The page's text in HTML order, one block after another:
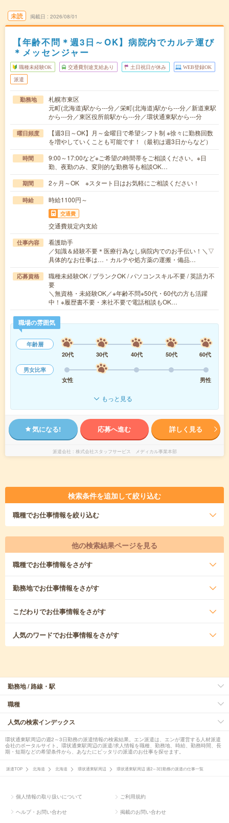
未読 掲載日 2026/08/01
【年齢不問＊週3日～OK】病院内でカルテ運び
＊メッセンジャー
職種未経験OK 交通費別途支給あり 土日祝日が休み WEB登録OK
派遣
勤務地
札幌市東区
元町(北海道)駅から---分／栄町(北海道)駅から---分／新道東駅
から---分／東区役所前駅から---分／環状通東駅から---分
曜日頻度
【週3日～OK】月～金曜日で希望シフト制 ※徐々に勤務回数
を増やしていくことも可能です！（最初は週3日からなど）
時間
9:00～17:00など※ご希望の時間帯をご相談ください。※日
勤、夜勤のみ、変則的な勤務等も相談OK…
期間 2ヶ月～OK ※スタート日はお気軽にご相談ください！
時給 時給1100円～
交通費
交通費規定内支給
仕事内容
看護助手
／知識＆経験不要＊医療行為なし病院内でのお手伝い！＼▽
具体的なお仕事は…・カルテや処方薬の運搬・備品…
応募資格
職種未経験OK / ブランクOK / パソコンスキル不要 / 英語力不
要
＼無資格・未経験OK／※年齢不問※50代・60代の方も活躍
中！※履歴書不要・来社不要で電話相談もOK…
職場の雰囲気
年齢層
20代
30代 40代 50代
60代
男女比率
女性
男性
もっと見る
気になる! 応募へ進む 詳しく見る
派遣会社 株式会社スタッフサービス メディカル事業本部
検索条件を追加して絞り込む
職種でお仕事情報を絞り込む
他の検索結果ページを見る
職種でお仕事情報をさがす
勤務地でお仕事情報をさがす
こだわりでお仕事情報をさがす
人気のワードでお仕事情報をさがす
勤務地 / 路線・駅
職種
人気の検索インデックス
環状通東駅周辺の週2～3日勤務の派遣情報の検索結果。エン派遣は、エンが運営する人材派遣
会社のポータルサイト。環状通東駅周辺の派遣/求人情報を職種、勤務地、時給、勤務時間、長
期・短期などの希望条件から、あなたにピッタリの派遣のお仕事を探せます。
派遣TOP 北海道 北海道 環状通東駅周辺 環状通東駅周辺 週2～3日勤務の派遣の仕事一覧
個人情報の取り扱いについて ご利用規約
ヘルプ・お問い合わせ 掲載のお問い合わせ